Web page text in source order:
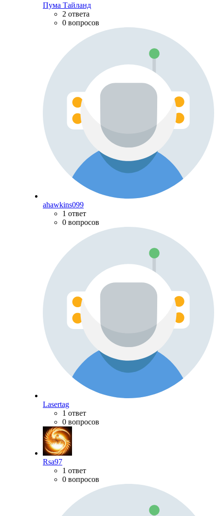
Пума Тайланд
2 ответа
0 вопросов
ahawkins099
1 ответ
0 вопросов
Lasertag
1 ответ
0 вопросов
Rsa97
1 ответ
0 вопросов